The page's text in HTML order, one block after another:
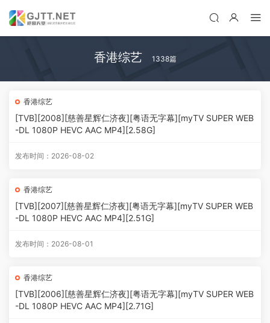
香港综艺 1338篇
香港综艺
[TVB][2008][慈善星辉仁济夜][粤语无字幕][myTV SUPER WEB
-DL 1080P HEVC AAC MP4][2.58G]
发布时间：2026-08-02
香港综艺
[TVB][2007][慈善星辉仁济夜][粤语无字幕][myTV SUPER WEB
-DL 1080P HEVC AAC MP4][2.51G]
发布时间：2026-08-01
香港综艺
[TVB][2006][慈善星辉仁济夜][粤语无字幕][myTV SUPER WEB
-DL 1080P HEVC AAC MP4][2.71G]